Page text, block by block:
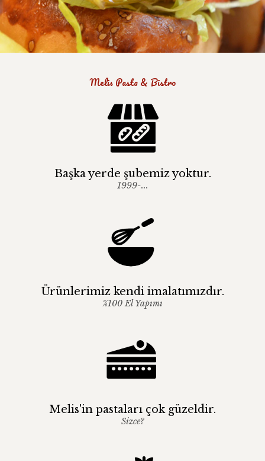
Melis Pasta & Bistro
Başka yerde şubemiz yoktur.
1999-...
Ürünlerimiz kendi imalatımızdır.
%100 El Yapımı
Melis'in pastaları çok güzeldir.
Sizce?